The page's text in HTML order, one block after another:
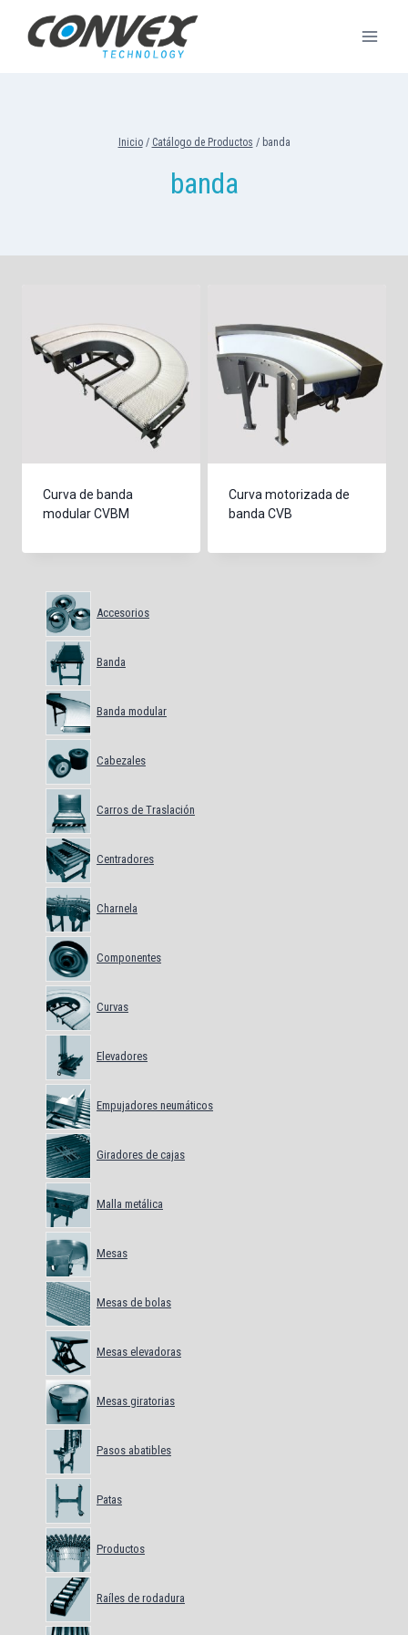
contenido
Inicio / Catálogo de Productos / banda
banda
Curva de banda
modular CVBM
Curva motorizada de
banda CVB
Accesorios
Banda
Banda modular
Cabezales
Carros de Traslación
Centradores
Charnela
Componentes
Curvas
Elevadores
Empujadores neumáticos
Giradores de cajas
Malla metálica
Mesas
Mesas de bolas
Mesas elevadoras
Mesas giratorias
Pasos abatibles
Patas
Productos
Raíles de rodadura